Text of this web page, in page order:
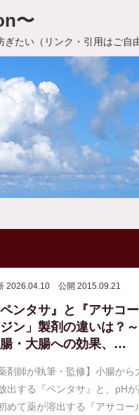
〜
たい（リンク・引用はご自
2026.04.10 公開 2015.09.21
ペンタサ』と『アサコ
ン」製剤の違いは？
・大腸への効果、…
薬剤師が執筆・監修】小腸か
出する『ペンタサ』と、pH
めて薬が溶出する『アサコー